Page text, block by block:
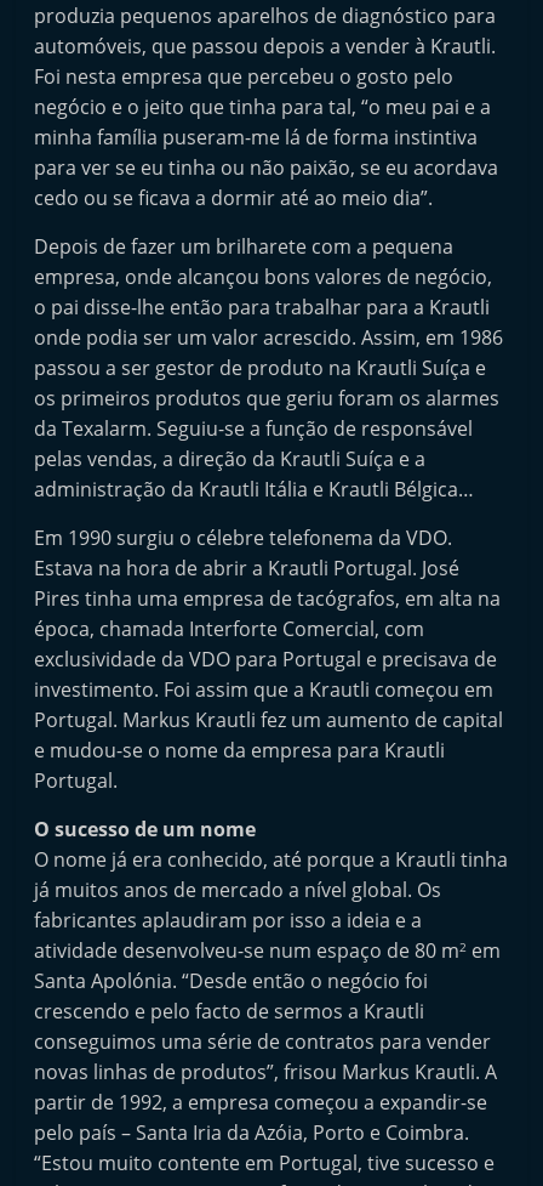
m
ó
v
e
l
P
o
r
u
g
a
l
produzia pequenos aparelhos de diagnóstico para
automóveis, que passou depois a vender à Krautli.
Foi nesta empresa que percebeu o gosto pelo
negócio e o jeito que tinha para tal, “o meu pai e a
minha família puseram-me lá de forma instintiva
para ver se eu tinha ou não paixão, se eu acordava
cedo ou se ficava a dormir até ao meio dia”.
Depois de fazer um brilharete com a pequena
empresa, onde alcançou bons valores de negócio,
o pai disse-lhe então para trabalhar para a Krautli
onde podia ser um valor acrescido. Assim, em 1986
passou a ser gestor de produto na Krautli Suíça e
os primeiros produtos que geriu foram os alarmes
da Texalarm. Seguiu-se a função de responsável
pelas vendas, a direção da Krautli Suíça e a
administração da Krautli Itália e Krautli Bélgica…
Em 1990 surgiu o célebre telefonema da VDO.
Estava na hora de abrir a Krautli Portugal. José
Pires tinha uma empresa de tacógrafos, em alta na
época, chamada Interforte Comercial, com
exclusividade da VDO para Portugal e precisava de
investimento. Foi assim que a Krautli começou em
Portugal. Markus Krautli fez um aumento de capital
e mudou-se o nome da empresa para Krautli
Portugal.
O sucesso de um nome
O nome já era conhecido, até porque a Krautli tinha
já muitos anos de mercado a nível global. Os
fabricantes aplaudiram por isso a ideia e a
atividade desenvolveu-se num espaço de 80 m2 em
Santa Apolónia. “Desde então o negócio foi
crescendo e pelo facto de sermos a Krautli
conseguimos uma série de contratos para vender
novas linhas de produtos”, frisou Markus Krautli. A
partir de 1992, a empresa começou a expandir-se
pelo país – Santa Iria da Azóia, Porto e Coimbra.
“Estou muito contente em Portugal, tive sucesso e